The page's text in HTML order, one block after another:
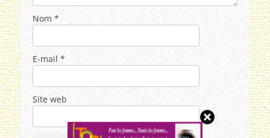
Nom *
E-mail *
Site web